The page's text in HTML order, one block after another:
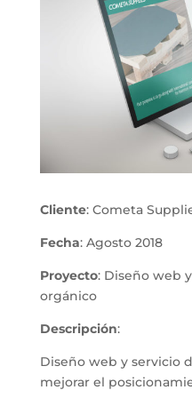
Cliente: Cometa
Fecha: Agosto 2018
Proyecto: Diseño web
orgánico
Descripción:
Diseño web y servicio
mejorar el